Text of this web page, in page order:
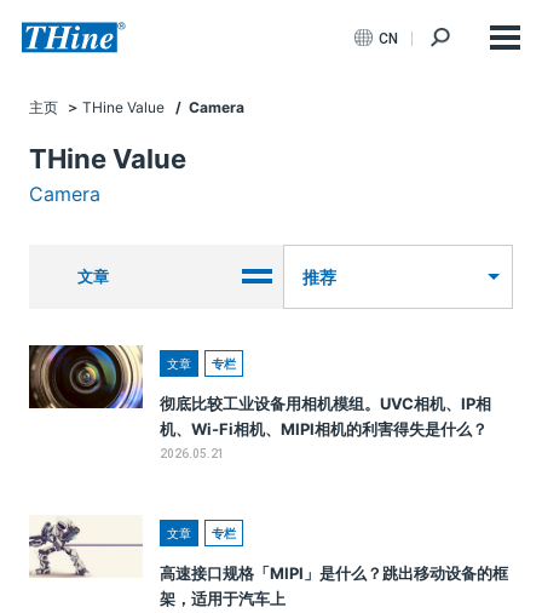
CN
主页 THine Value / Camera
THine Value
Camera
文章 推荐
文章 专栏
彻底比较工业设备用相机模组。UVC相机、IP相
机、Wi-Fi相机、MIPI相机的利害得失是什么？
2026.05.21
文章 专栏
高速接口规格「MIPI」是什么？跳出移动设备的框
架，适用于汽车上